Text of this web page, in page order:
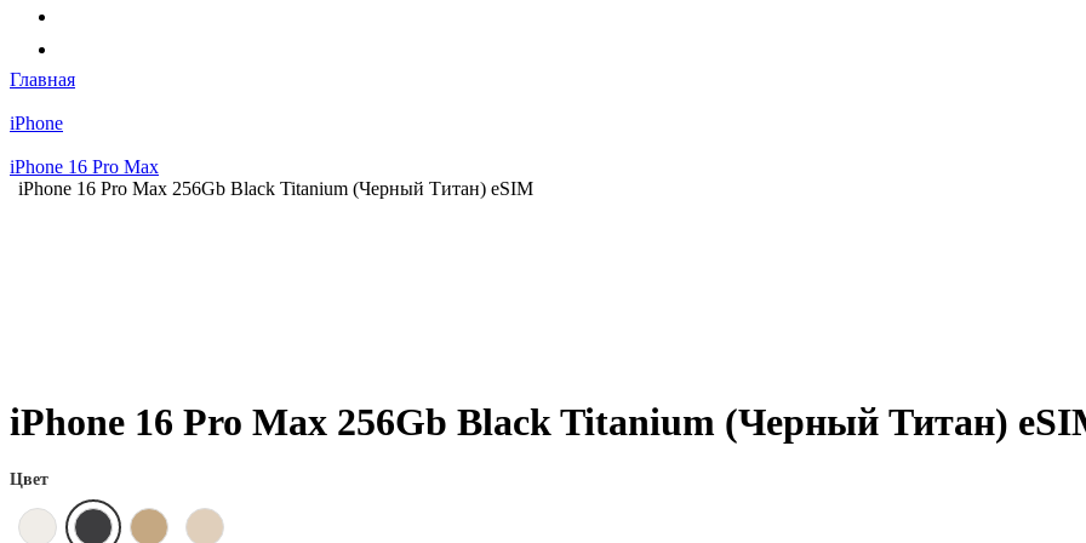
Главная
iPhone
iPhone 16 Pro Max
iPhone 16 Pro Max 256Gb Black Titanium (Черный Титан) eSIM
iPhone 16 Pro Max 256Gb Black Titanium (Черный Титан)
Цвет